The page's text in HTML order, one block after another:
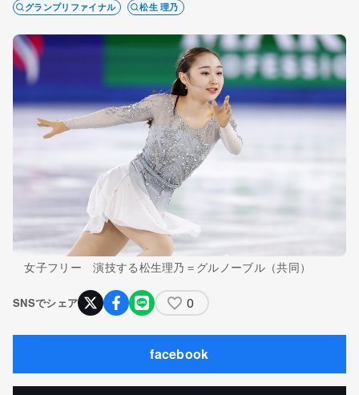
グランプリファイナル 松生 理乃
女子フリー 演技する松生理乃＝グルノーブル（共同）
SNSでシェア 0
facebook